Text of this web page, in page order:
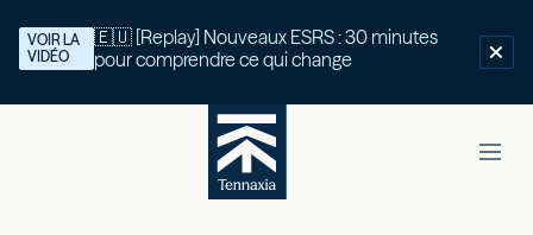
🇪🇺 [Replay] Nouveaux ESRS : 30 minutes
pour comprendre ce qui change
VOIR LA
VIDÉO